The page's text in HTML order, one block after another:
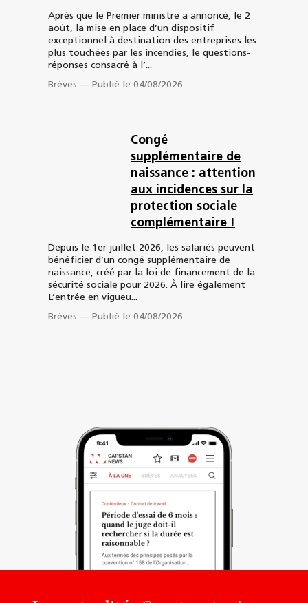
Après que le Premier ministre a annoncé, le 2
août, la mise en place d’un dispositif
exceptionnel à destination des entreprises les
plus touchées par les incendies, le questions-
réponses consacré à l’...
Brèves — Publié le 04/08/2026
Congé
supplémentaire de
naissance : attention
aux incidences sur la
protection sociale
complémentaire !
Depuis le 1er juillet 2026, les salariés peuvent
bénéficier d’un congé supplémentaire de
naissance, créé par la loi de financement de la
sécurité sociale pour 2026. À lire également
L’entrée en vigueu...
Brèves — Publié le 04/08/2026